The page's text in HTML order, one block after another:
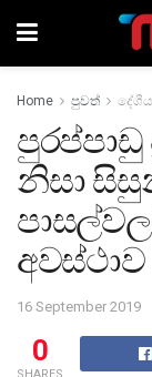
Home පුවත් දේශීය
නිසා
අවස්ථාව
16 September 2019
0
SHARES